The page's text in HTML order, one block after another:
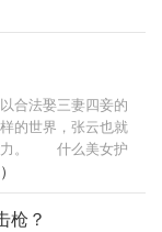
合法娶三妻四妾的
世界，张云也就
。 什么美女护
女空姐等等。 一
为自己的妻，让她
枪？